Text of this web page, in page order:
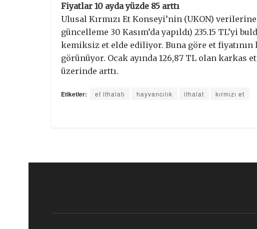
Fiyatlar 10 ayda yüzde 85 arttı
Ulusal Kırmızı Et Konseyi’nin (UKON)
güncelleme 30 Kasım’da yapıldı) 235.15 TL’yi
kemiksiz et elde ediliyor. Buna göre et fiyatının
görünüyor. Ocak ayında 126,87 TL olan karkas
üzerinde arttı.
Etiketler: et ithalatı hayvancılık ithalat kırmızı et